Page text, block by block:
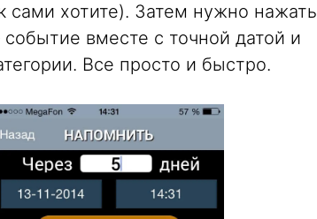
сами хотите). Затем нужно нажать
вместе с точной датой и
Все просто и быстро.